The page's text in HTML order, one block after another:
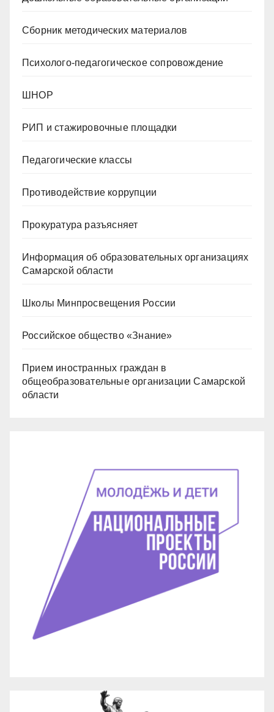
Сборник методических материалов
Психолого-педагогическое сопровождение
ШНОР
РИП и стажировочные площадки
Педагогические классы
Противодействие коррупции
Прокуратура разъясняет
Информация об образовательных организациях
Самарской области
Школы Минпросвещения России
Российское общество «Знание»
Прием иностранных граждан в
общеобразовательные организации Самарской
области